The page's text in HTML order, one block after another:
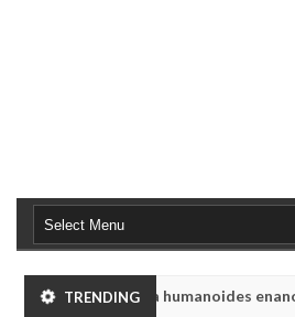
TRENDING
vieron a humanoides enanos